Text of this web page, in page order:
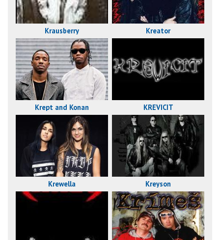
Krausberry Kreator
Krept and Konan KREVICIT
Krewella Kreyson